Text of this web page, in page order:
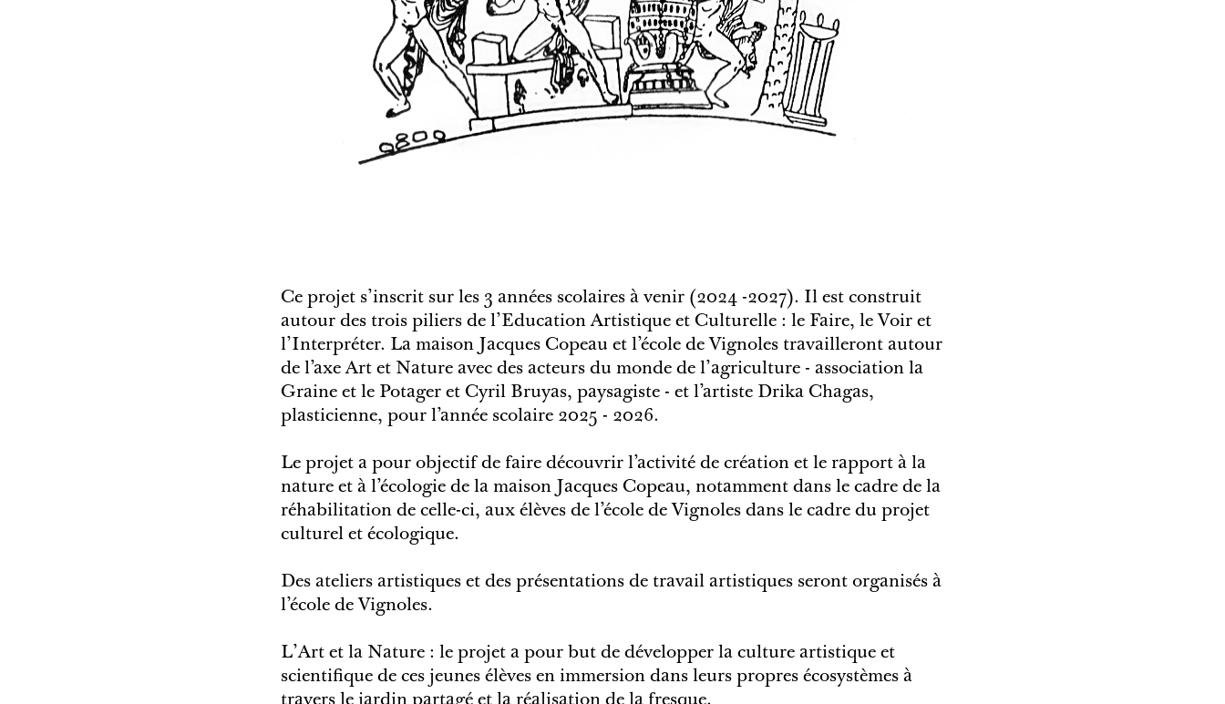
Ce projet s’inscrit sur les 3 années scolaires à venir (2024 -2027). Il est construit
autour des trois piliers de l’Education Artistique et Culturelle : le Faire, le Voir et
l’Interpréter. La maison Jacques Copeau et l’école de Vignoles travailleront autour
de l’axe Art et Nature avec des acteurs du monde de l'agriculture - association la
Graine et le Potager et Cyril Bruyas, paysagiste - et l’artiste Drika Chagas,
plasticienne, pour l’année scolaire 2025 - 2026.
Le projet a pour objectif de faire découvrir l’activité de création et le rapport à la
nature et à l’écologie de la maison Jacques Copeau, notamment dans le cadre de la
réhabilitation de celle-ci, aux élèves de l’école de Vignoles dans le cadre du projet
culturel et écologique.
Des ateliers artistiques et des présentations de travail artistiques seront organisés à
l’école de Vignoles.
L’Art et la Nature : le projet a pour but de développer la culture artistique et
scientifique de ces jeunes élèves en immersion dans leurs propres écosystèmes à